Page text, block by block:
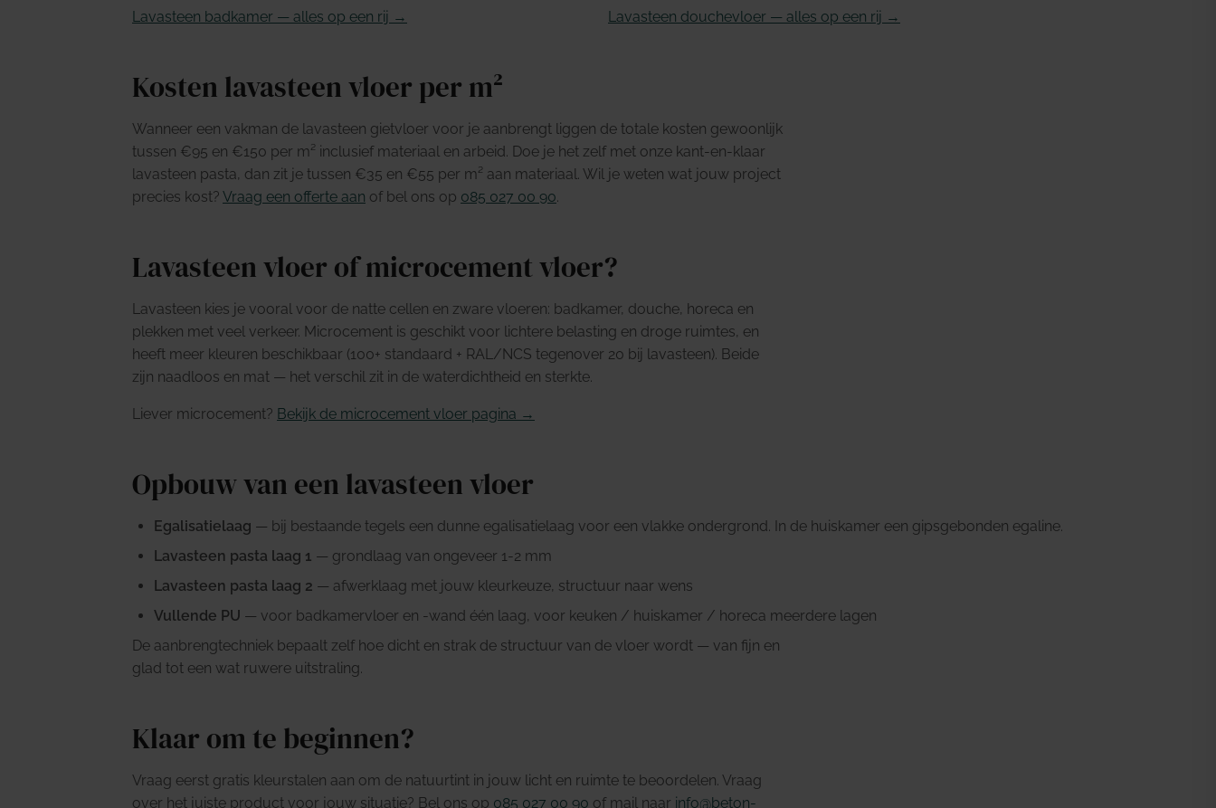
Lavasteen badkamer — alles op een rij → Lavasteen douchevloer — alles op een rij →
Kosten lavasteen vloer per m²
Wanneer een vakman de lavasteen gietvloer voor je aanbrengt liggen de totale kosten gewoonlijk
tussen €95 en €150 per m² inclusief materiaal en arbeid. Doe je het zelf met onze kant-en-klaar
lavasteen pasta, dan zit je tussen €35 en €55 per m² aan materiaal. Wil je weten wat jouw project
precies kost? Vraag een offerte aan of bel ons op 085 027 00 90.
Lavasteen vloer of microcement vloer?
Lavasteen kies je vooral voor de natte cellen en zware vloeren: badkamer, douche, horeca en
plekken met veel verkeer. Microcement is geschikt voor lichtere belasting en droge ruimtes, en
heeft meer kleuren beschikbaar (100+ standaard + RAL/NCS tegenover 20 bij lavasteen). Beide
zijn naadloos en mat — het verschil zit in de waterdichtheid en sterkte.
Liever microcement? Bekijk de microcement vloer pagina →
Opbouw van een lavasteen vloer
Egalisatielaag — bij bestaande tegels een dunne egalisatielaag voor een vlakke ondergrond. In de huiskamer een gipsgebonden egaline.
Lavasteen pasta laag 1 — grondlaag van ongeveer 1-2 mm
Lavasteen pasta laag 2 — afwerklaag met jouw kleurkeuze, structuur naar wens
Vullende PU — voor badkamervloer en -wand één laag, voor keuken / huiskamer / horeca meerdere lagen
De aanbrengtechniek bepaalt zelf hoe dicht en strak de structuur van de vloer wordt — van fijn en
glad tot een wat ruwere uitstraling.
Klaar om te beginnen?
Vraag eerst gratis kleurstalen aan om de natuurtint in jouw licht en ruimte te beoordelen. Vraag
over het juiste product voor jouw situatie? Bel ons op 085 027 00 90 of mail naar info@beton-